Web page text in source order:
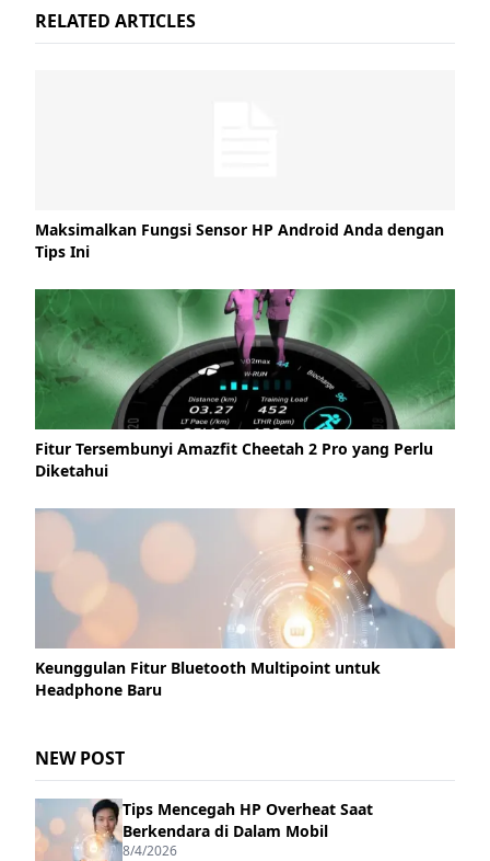
RELATED ARTICLES
Maksimalkan Fungsi Sensor HP Android Anda dengan
Tips Ini
Fitur Tersembunyi Amazfit Cheetah 2 Pro yang Perlu
Diketahui
Keunggulan Fitur Bluetooth Multipoint untuk
Headphone Baru
NEW POST
Tips Mencegah HP Overheat Saat
Berkendara di Dalam Mobil
8/4/2026